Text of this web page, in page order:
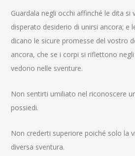
Guardala negli occhi affinché le dita si
disperato desiderio di unirsi ancora; e
dicano le sicure promesse del vostro
ancora, che se i corpi si riflettono
vedono nelle sventure.
Non sentirti umiliato nel riconoscere
possiedi.
Non crederti superiore poiché solo la
diversa sventura.